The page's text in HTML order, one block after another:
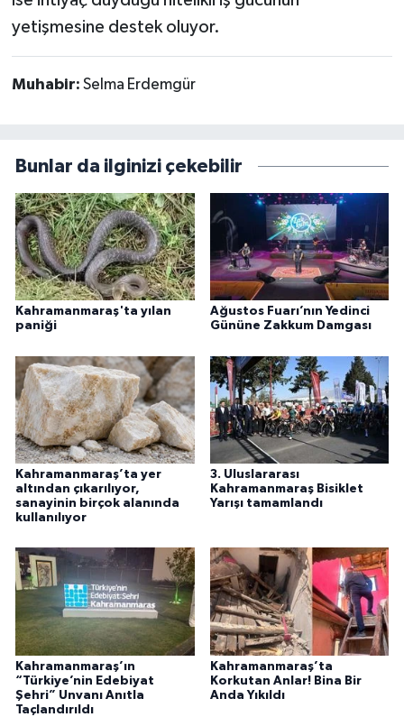
yetişmesine destek oluyor.
Muhabir: Selma Erdemgür
Bunlar da ilginizi çekebilir
Kahramanmaraş'ta yılan
paniği
Ağustos Fuarı’nın Yedinci
Gününe Zakkum Damgası
Kahramanmaraş’ta yer
altından çıkarılıyor,
sanayinin birçok alanında
kullanılıyor
3. Uluslararası
Kahramanmaraş Bisiklet
Yarışı tamamlandı
Kahramanmaraş’ın
“Türkiye’nin Edebiyat
Şehri” Unvanı Anıtla
Taçlandırıldı
Kahramanmaraş’ta
Korkutan Anlar! Bina Bir
Anda Yıkıldı